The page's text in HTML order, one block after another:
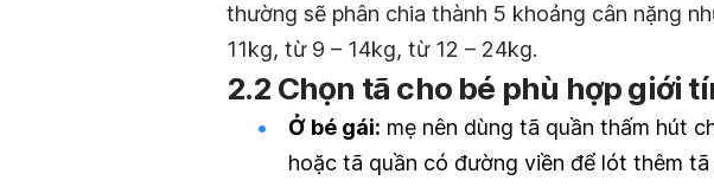
thường sẽ phân chia thành 5 khoảng cân nặng
11kg, từ 9 – 14kg, từ 12 – 24kg.
2.2 Chọn tã cho bé phù hợp giới
Ở bé gái: mẹ nên dùng tã quần thấm hút
hoặc tã quần có đường viền để lót thêm